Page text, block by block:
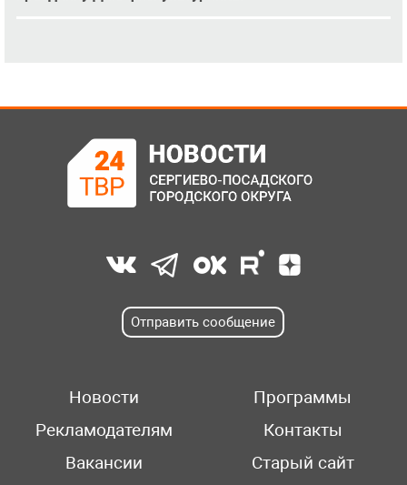
Отправить сообщение
Новости
Программы
Рекламодателям
Контакты
Вакансии
Старый сайт